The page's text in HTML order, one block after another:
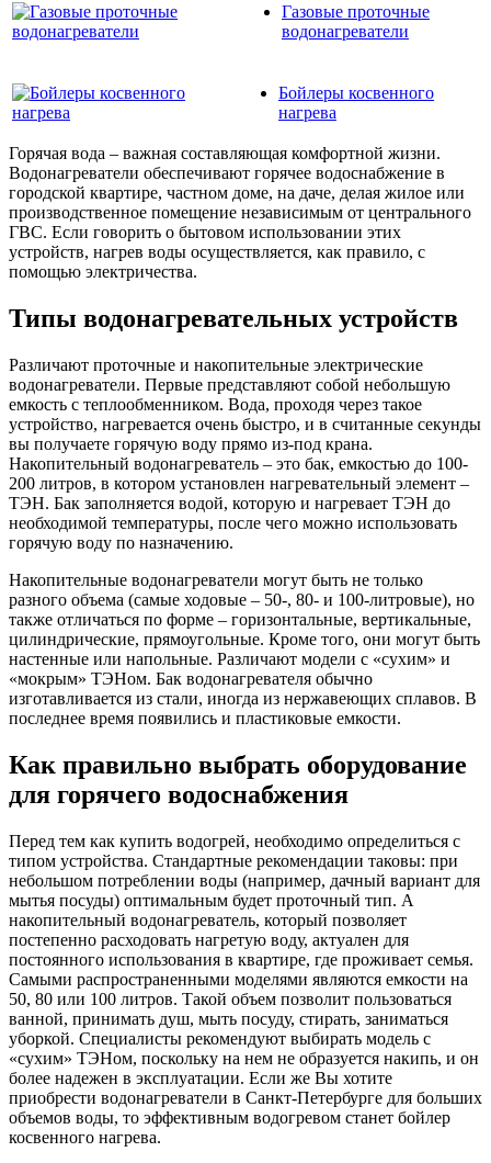
Газовые проточные
водонагреватели
Бойлеры косвенного
нагрева
Горячая вода – важная составляющая комфортной жизни.
Водонагреватели обеспечивают горячее водоснабжение в
городской квартире, частном доме, на даче, делая жилое или
производственное помещение независимым от центрального
ГВС. Если говорить о бытовом использовании этих
устройств, нагрев воды осуществляется, как правило, с
помощью электричества.
Типы водонагревательных устройств
Различают проточные и накопительные электрические
водонагреватели. Первые представляют собой небольшую
емкость с теплообменником. Вода, проходя через такое
устройство, нагревается очень быстро, и в считанные секунды
вы получаете горячую воду прямо из-под крана.
Накопительный водонагреватель – это бак, емкостью до 100-
200 литров, в котором установлен нагревательный элемент –
ТЭН. Бак заполняется водой, которую и нагревает ТЭН до
необходимой температуры, после чего можно использовать
горячую воду по назначению.
Накопительные водонагреватели могут быть не только
разного объема (самые ходовые – 50-, 80- и 100-литровые), но
также отличаться по форме – горизонтальные, вертикальные,
цилиндрические, прямоугольные. Кроме того, они могут быть
настенные или напольные. Различают модели с «сухим» и
«мокрым» ТЭНом. Бак водонагревателя обычно
изготавливается из стали, иногда из нержавеющих сплавов. В
последнее время появились и пластиковые емкости.
Как правильно выбрать оборудование
для горячего водоснабжения
Перед тем как купить водогрей, необходимо определиться с
типом устройства. Стандартные рекомендации таковы: при
небольшом потреблении воды (например, дачный вариант для
мытья посуды) оптимальным будет проточный тип. А
накопительный водонагреватель, который позволяет
постепенно расходовать нагретую воду, актуален для
постоянного использования в квартире, где проживает семья.
Самыми распространенными моделями являются емкости на
50, 80 или 100 литров. Такой объем позволит пользоваться
ванной, принимать душ, мыть посуду, стирать, заниматься
уборкой. Специалисты рекомендуют выбирать модель с
«сухим» ТЭНом, поскольку на нем не образуется накипь, и он
более надежен в эксплуатации. Если же Вы хотите
приобрести водонагреватели в Санкт-Петербурге для больших
объемов воды, то эффективным водогревом станет бойлер
косвенного нагрева.